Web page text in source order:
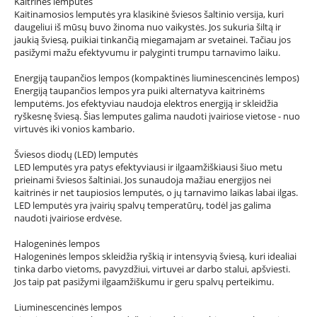
Kaitinamosios lemputės yra klasikinė šviesos šaltinio versija, kuri
daugeliui iš mūsų buvo žinoma nuo vaikystės. Jos sukuria šiltą ir
jaukią šviesą, puikiai tinkančią miegamajam ar svetainei. Tačiau jos
pasižymi mažu efektyvumu ir palyginti trumpu tarnavimo laiku.
Energiją taupančios lempos (kompaktinės liuminescencinės lempos)
Energiją taupančios lempos yra puiki alternatyva kaitrinėms
lemputėms. Jos efektyviau naudoja elektros energiją ir skleidžia
ryškesnę šviesą. Šias lemputes galima naudoti įvairiose vietose - nuo
virtuvės iki vonios kambario.
Šviesos diodų (LED) lemputės
LED lemputės yra patys efektyviausi ir ilgaamžiškiausi šiuo metu
prieinami šviesos šaltiniai. Jos sunaudoja mažiau energijos nei
kaitrinės ir net taupiosios lemputės, o jų tarnavimo laikas labai ilgas.
LED lemputės yra įvairių spalvų temperatūrų, todėl jas galima
naudoti įvairiose erdvėse.
Halogeninės lempos
Halogeninės lempos skleidžia ryškią ir intensyvią šviesą, kuri idealiai
tinka darbo vietoms, pavyzdžiui, virtuvei ar darbo stalui, apšviesti.
Jos taip pat pasižymi ilgaamžiškumu ir geru spalvų perteikimu.
Liuminescencinės lempos